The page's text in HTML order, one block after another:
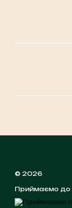
© 2026
Приймаємо до